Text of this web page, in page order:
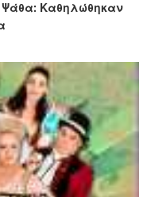
Ψάθα: Καθηλώθηκαν